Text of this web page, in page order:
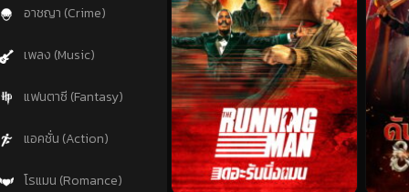
อาชญา (Crime)
เพลง (Music)
แฟนตาซี (Fantasy)
แอคชั่น (Action)
โรแมน (Romance)